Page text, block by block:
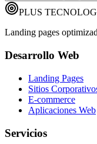
PLUS
Landing pages
Desarrollo Web
Landing Pages
Sitios
E-commerce
Aplicaciones Web
Servicios